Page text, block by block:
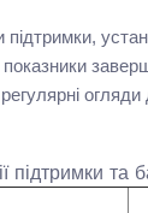
регулярні
підтримки та